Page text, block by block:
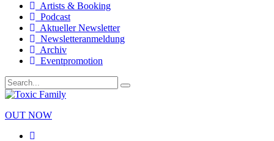
Artists & Booking
Podcast
Aktueller Newsletter
Newsletteranmeldung
Archiv
Eventpromotion
OUT NOW